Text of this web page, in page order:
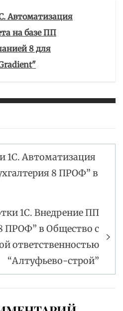
Автоматизация
на базе ПП
8 для
1С. Автоматизация
8 ПРОФ” в
1С. Внедрение ПП
ПРОФ” в Общество с
ответственностью
“Алтуфьево-строй”